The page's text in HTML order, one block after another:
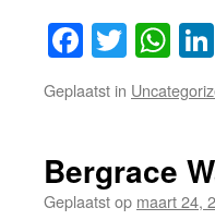
Facebook
Geplaatst in
Bergrace
Geplaatst op maart 24,